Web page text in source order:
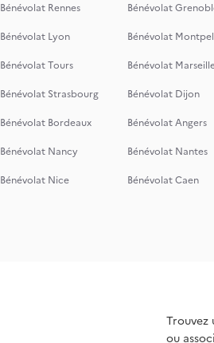
Bénévolat Rennes
Bénévolat
Bénévolat Lyon
Bénévolat
Bénévolat Tours
Bénévolat
Bénévolat Strasbourg
Bénévolat Dijon
Bénévolat Bordeaux
Bénévolat Angers
Bénévolat Nancy
Bénévolat Nantes
Bénévolat Nice
Bénévolat Caen
Trouvez
ou